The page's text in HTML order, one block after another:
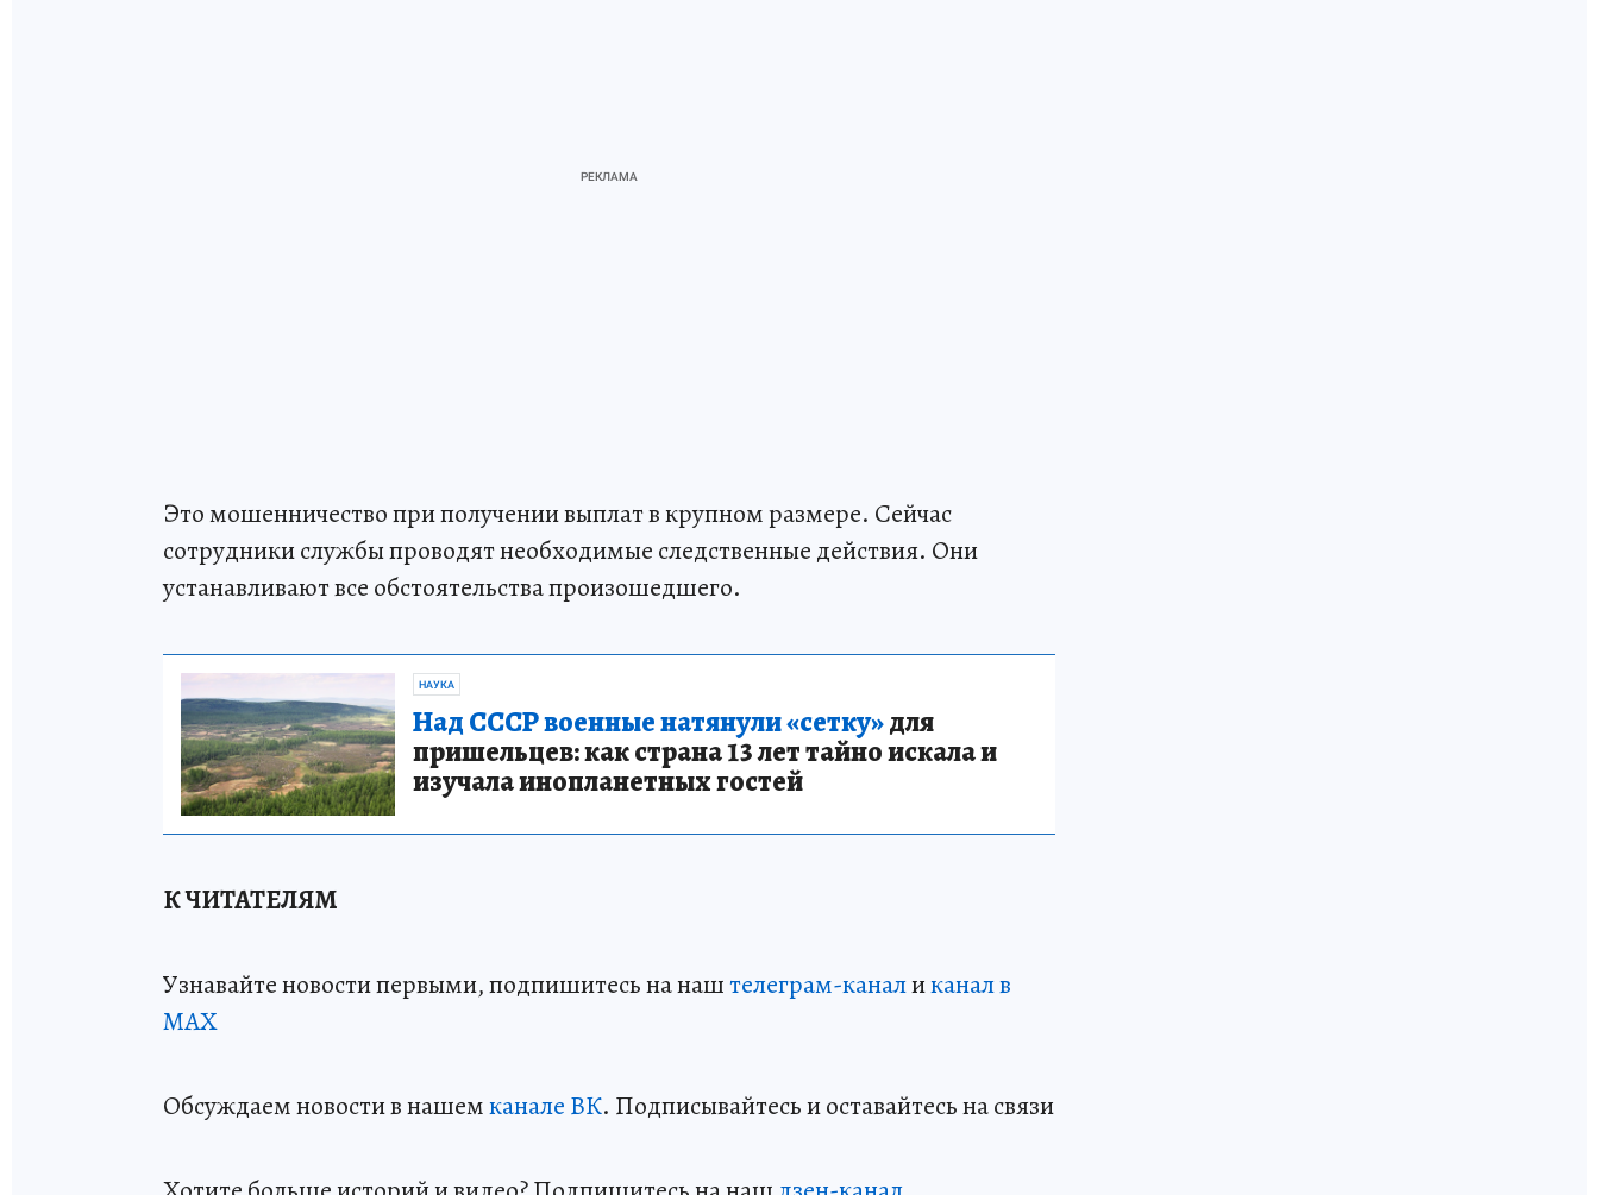
Это мошенничество при получении выплат в крупном размере. Сейчас
сотрудники службы проводят необходимые следственные действия. Они
устанавливают все обстоятельства произошедшего.
НАУКА
Над СССР военные натянули «сетку»для
пришельцев: как страна 13 лет тайно искала и
изучала инопланетных гостей
К ЧИТАТЕЛЯМ
Узнавайте новости первыми, подпишитесь на наштелеграм-каналиканал в
МАХ
Обсуждаем новости в нашемканале ВК. Подписывайтесь и оставайтесь на связи